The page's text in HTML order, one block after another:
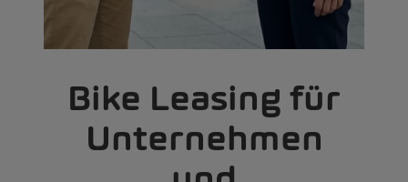
Bike Leasing für
Unternehmen